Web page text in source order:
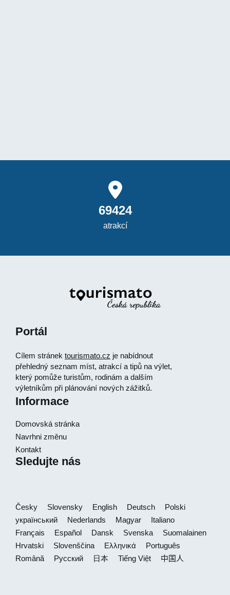
69424
atrakcí
Portál
Cílem stránek tourismato.cz je nabídnout
přehledný seznam míst, atrakcí a tipů na výlet,
který pomůže turistům, rodinám a dalším
výletníkům při plánování nových zážitků.
Informace
Domovská stránka
Navrhni změnu
Kontakt
Sledujte nás
Česky Slovensky English Deutsch
Polski
український
Nederlands Magyar
Italiano
Français
Español Dansk Svenska
Suomalainen
Hrvatski
Slovenščina Ελληνικά
Português
Română
Русский 日本 Tiếng Việt 中国人